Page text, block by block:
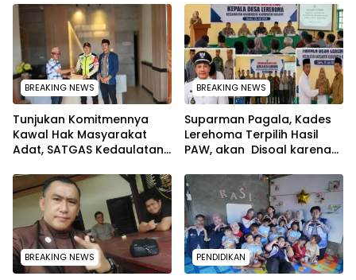
BREAKING NEWS
Tunjukan Komitmennya
Kawal Hak Masyarakat
Adat, SATGAS Kedaulatan
Sultra Surati PT SCM Routa
BREAKING NEWS
Suparman Pagala, Kades
Lerehoma Terpilih Hasil
PAW, akan Disoal karena
Security di PT TPM
BREAKING NEWS PENDIDIKAN